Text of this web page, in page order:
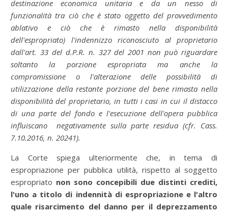
destinazione economica unitaria e da un nesso di
funzionalità tra ciò che è stato oggetto del provvedimento
ablativo e ciò che è rimasto nella disponibilità
dell'espropriato) l'indennizzo riconosciuto al proprietario
dall'art. 33 del d.P.R. n. 327 del 2001 non può riguardare
soltanto la porzione espropriata ma anche la
compromissione o l'alterazione delle possibilità di
utilizzazione della restante porzione del bene rimasta nella
disponibilità del proprietario, in tutti i casi in cui il distacco
di una parte del fondo e l'esecuzione dell'opera pubblica
influiscano negativamente sulla parte residua (cfr. Cass.
7.10.2016, n. 20241).
La Corte spiega ulteriormente che, in tema di
espropriazione per pubblica utilità, rispetto al soggetto
espropriato non sono concepibili due distinti crediti,
l'uno a titolo di indennità di espropriazione e l'altro
quale risarcimento del danno per il deprezzamento